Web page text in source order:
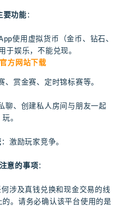
要功能：
使用虚拟货币（金币、钻石、
于娱乐，不能兑现。
方网站下载
、赏金赛、定时锦标赛等。
聊、创建私人房间与朋友一起
玩。
：激励玩家竞争。
意的事项：
涉及真钱兑换和现金交易的线
。请务必确认该平台使用的是